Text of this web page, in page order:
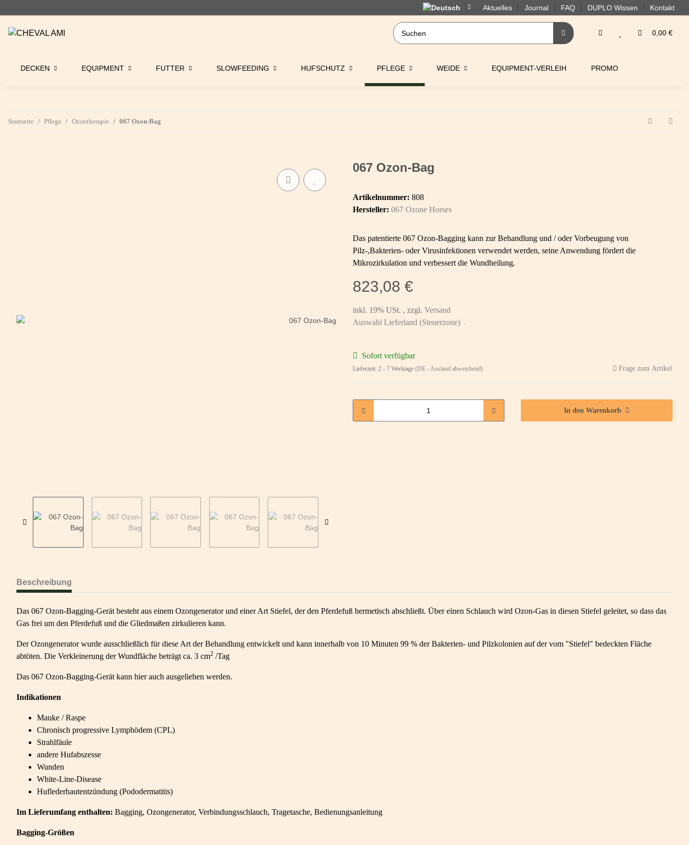
Aktuelles Journal FAQ DUPLO Wissen Kontakt
0,00 €
DECKEN EQUIPMENT FUTTER SLOWFEEDING HUFSCHUTZ PFLEGE WEIDE EQUIPMENT-VERLEIH PROMO
Startseite Pflege Ozontherapie 067 Ozon-Bag
067 Ozon-Bag
Artikelnummer: 808
Hersteller: 067 Ozone Horses
Das patentierte 067 Ozon-Bagging kann zur Behandlung und / oder Vorbeugung von
Pilz-,Bakterien- oder Virusinfektionen verwendet werden, seine Anwendung fördert die
Mikrozirkulation und verbessert die Wundheilung.
823,08 €
inkl. 19% USt. , zzgl. Versand
Auswahl Lieferland (Steuerzone)
Sofort verfügbar
Lieferzeit: 2 - 7 Werktage (DE - Ausland abweichend) Frage zum Artikel
In den Warenkorb
Beschreibung
Das 067 Ozon-Bagging-Gerät besteht aus einem Ozongenerator und einer Art Stiefel, der den Pferdefuß hermetisch abschließt. Über einen Schlauch wird Ozon-Gas in diesen Stiefel geleitet, so dass das
Gas frei um den Pferdefuß und die Gliedmaßen zirkulieren kann.
Der Ozongenerator wurde ausschließlich für diese Art der Behandlung entwickelt und kann innerhalb von 10 Minuten 99 % der Bakterien- und Pilzkolonien auf der vom "Stiefel" bedeckten Fläche
abtöten. Die Verkleinerung der Wundfläche beträgt ca. 3 cm2 /Tag
Das 067 Ozon-Bagging-Gerät kann hier auch ausgeliehen werden.
Indikationen
Mauke / Raspe
Chronisch progressive Lymphödem (CPL)
Strahlfäule
andere Hufabszesse
Wunden
White-Line-Disease
Huflederhautentzündung (Pododermatitis)
Im Lieferumfang enthalten: Bagging, Ozongenerator, Verbindungsschlauch, Tragetasche, Bedienungsanleitung
Bagging-Größen